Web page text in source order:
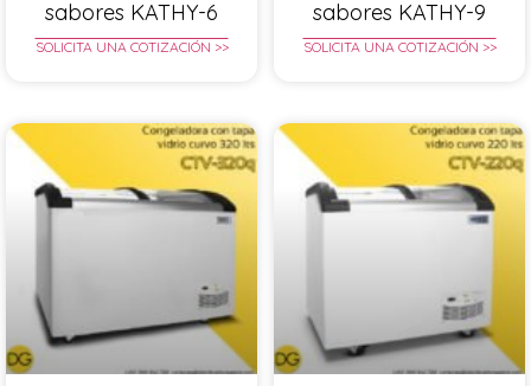
sabores KATHY-6
SOLICITA UNA COTIZACIÓN >>
sabores KATHY-9
SOLICITA UNA COTIZACIÓN >>